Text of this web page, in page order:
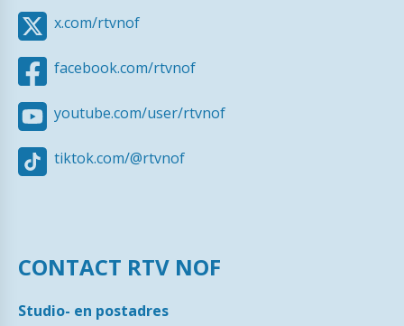
x.com/rtvnof
facebook.com/rtvnof
youtube.com/user/rtvnof
tiktok.com/@rtvnof
CONTACT RTV NOF
Studio- en postadres